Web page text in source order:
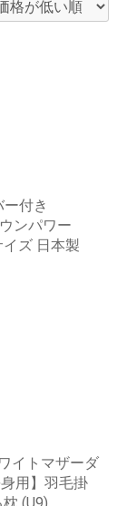
付き
ンパワー
ズ 日本製
イトマザーダ
用】羽毛掛